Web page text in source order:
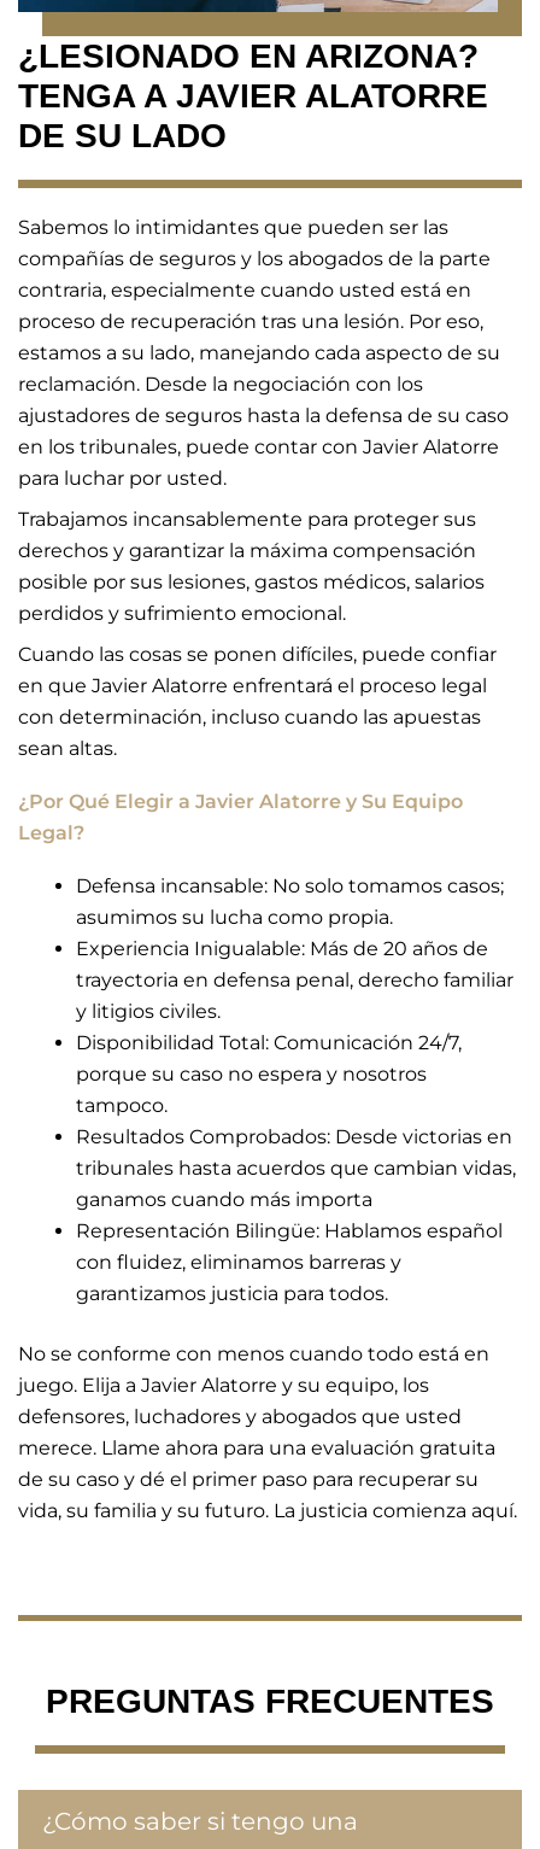
¿LESIONADO EN ARIZONA?
TENGA A JAVIER ALATORRE
DE SU LADO
Sabemos lo intimidantes que pueden ser las
compañías de seguros y los abogados de la parte
contraria, especialmente cuando usted está en
proceso de recuperación tras una lesión. Por eso,
estamos a su lado, manejando cada aspecto de su
reclamación. Desde la negociación con los
ajustadores de seguros hasta la defensa de su caso
en los tribunales, puede contar con Javier Alatorre
para luchar por usted.
Trabajamos incansablemente para proteger sus
derechos y garantizar la máxima compensación
posible por sus lesiones, gastos médicos, salarios
perdidos y sufrimiento emocional.
Cuando las cosas se ponen difíciles, puede confiar
en que Javier Alatorre enfrentará el proceso legal
con determinación, incluso cuando las apuestas
sean altas.
¿Por Qué Elegir a Javier Alatorre y Su Equipo
Legal?
Defensa incansable: No solo tomamos casos;
asumimos su lucha como propia.
Experiencia Inigualable: Más de 20 años de
trayectoria en defensa penal, derecho familiar
y litigios civiles.
Disponibilidad Total: Comunicación 24/7,
porque su caso no espera y nosotros
tampoco.
Resultados Comprobados: Desde victorias en
tribunales hasta acuerdos que cambian vidas,
ganamos cuando más importa
Representación Bilingüe: Hablamos español
con fluidez, eliminamos barreras y
garantizamos justicia para todos.
No se conforme con menos cuando todo está en
juego. Elija a Javier Alatorre y su equipo, los
defensores, luchadores y abogados que usted
merece. Llame ahora para una evaluación gratuita
de su caso y dé el primer paso para recuperar su
vida, su familia y su futuro. La justicia comienza aquí.
PREGUNTAS FRECUENTES
¿Cómo saber si tengo una